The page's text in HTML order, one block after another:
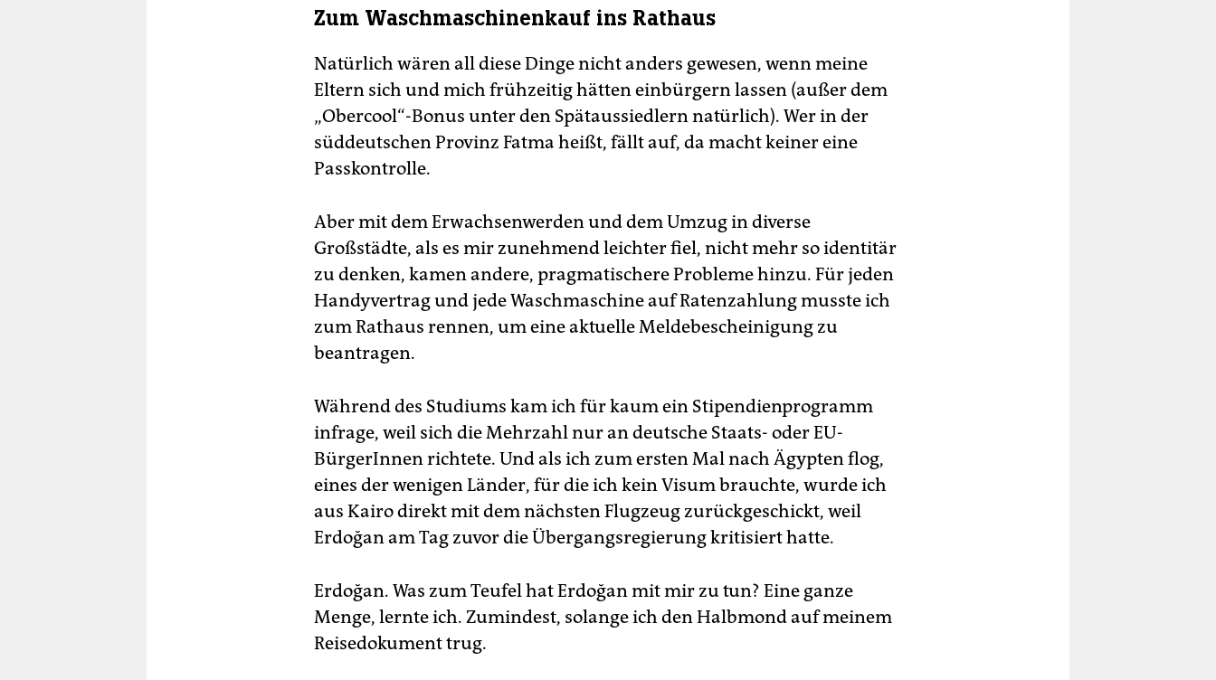
Zum Waschmaschinenkauf ins Rathaus
Natürlich wären all diese Dinge nicht anders gewesen, wenn meine
Eltern sich und mich frühzeitig hätten einbürgern lassen (außer dem
„Obercool“-Bonus unter den Spätaussiedlern natürlich). Wer in der
süddeutschen Provinz Fatma heißt, fällt auf, da macht keiner eine
Passkontrolle.
Aber mit dem Erwachsenwerden und dem Umzug in diverse
Großstädte, als es mir zunehmend leichter fiel, nicht mehr so identitär
zu denken, kamen andere, pragmatischere Probleme hinzu. Für jeden
Handyvertrag und jede Waschmaschine auf Ratenzahlung musste ich
zum Rathaus rennen, um eine aktuelle Meldebescheinigung zu
beantragen.
Während des Studiums kam ich für kaum ein Stipendienprogramm
infrage, weil sich die Mehrzahl nur an deutsche Staats- oder EU-
BürgerInnen richtete. Und als ich zum ersten Mal nach Ägypten flog,
eines der wenigen Länder, für die ich kein Visum brauchte, wurde ich
aus Kairo direkt mit dem nächsten Flugzeug zurückgeschickt, weil
Erdoğan am Tag zuvor die Übergangsregierung kritisiert hatte.
Erdoğan. Was zum Teufel hat Erdoğan mit mir zu tun? Eine ganze
Menge, lernte ich. Zumindest, solange ich den Halbmond auf meinem
Reisedokument trug.